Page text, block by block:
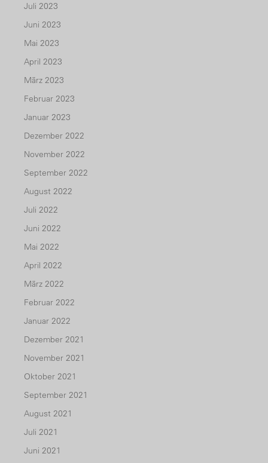
Juli 2023
Juni 2023
Mai 2023
April 2023
März 2023
Februar 2023
Januar 2023
Dezember 2022
November 2022
September 2022
August 2022
Juli 2022
Juni 2022
Mai 2022
April 2022
März 2022
Februar 2022
Januar 2022
Dezember 2021
November 2021
Oktober 2021
September 2021
August 2021
Juli 2021
Juni 2021